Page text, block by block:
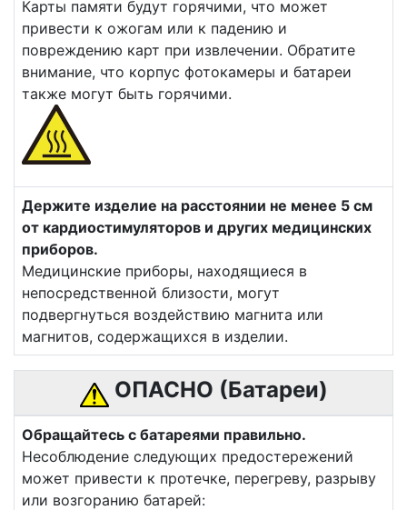
Карты памяти будут горячими, что может
привести к ожогам или к падению и
повреждению карт при извлечении. Обратите
внимание, что корпус фотокамеры и батареи
также могут быть горячими.
Держите изделие на расстоянии не менее 5 см
от кардиостимуляторов и других медицинских
приборов.
Медицинские приборы, находящиеся в
непосредственной близости, могут
подвергнуться воздействию магнита или
магнитов, содержащихся в изделии.
ОПАСНО (Батареи)
Обращайтесь с батареями правильно.
Несоблюдение следующих предостережений
может привести к протечке, перегреву, разрыву
или возгоранию батарей: